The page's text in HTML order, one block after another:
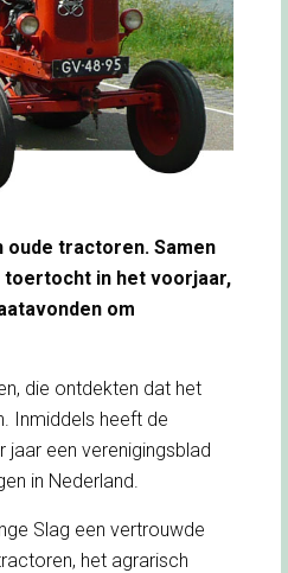
oude tractoren. Samen
toertocht in het voorjaar,
om
die ontdekten dat het
Inmiddels heeft de
een verenigingsblad
in Nederland.
Slag een vertrouwde
het agrarisch